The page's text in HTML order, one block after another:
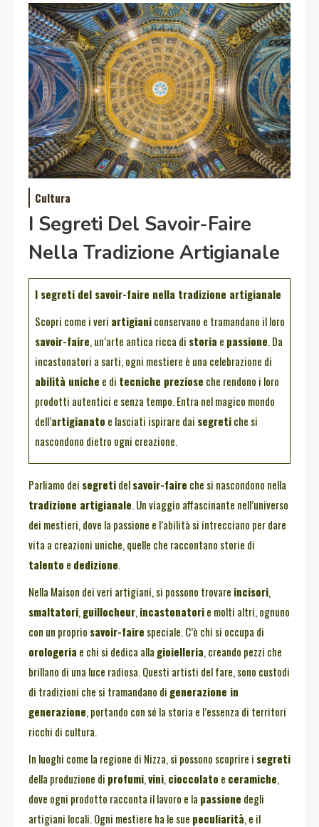
Cultura
I Segreti Del Savoir-Faire
Nella Tradizione Artigianale
I segreti del savoir-faire nella tradizione artigianale
Scopri come i veri artigianiconservano e tramandano il loro
savoir-faire, un’arte antica ricca di storia e passione. Da
incastonatori a sarti, ogni mestiere è una celebrazione di
abilità uniche e di tecniche preziose che rendono i loro
prodotti autentici e senza tempo. Entra nel magico mondo
dell’artigianato e lasciati ispirare dai segretiche si
nascondono dietro ogni creazione.
Parliamo dei segretidelsavoir-faire che si nascondono nella
tradizione artigianale. Un viaggio affascinante nell’universo
dei mestieri, dove la passione e l’abilità si intrecciano per dare
vita a creazioni uniche, quelle che raccontano storie di
talento e dedizione.
Nella Maison dei veri artigiani, si possono trovare incisori,
smaltatori,guillocheur,incastonatorie molti altri, ognuno
con un proprio savoir-faire speciale. C’è chi si occupa di
orologeria e chi si dedica alla gioielleria, creando pezzi che
brillano di una luce radiosa. Questi artisti del fare, sono custodi
di tradizioni che si tramandano di generazione in
generazione, portando con sé la storia e l’essenza di territori
ricchi di cultura.
In luoghi come la regione di Nizza, si possono scoprire i segreti
della produzione di profumi,vini,cioccolato e ceramiche,
dove ogni prodotto racconta il lavoro e la passione degli
artigiani locali. Ogni mestiere ha le sue peculiarità, e il